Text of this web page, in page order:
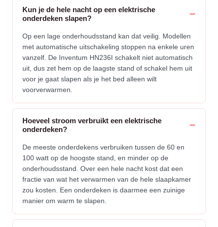
Kun je de hele nacht op een elektrische
onderdeken slapen?
Op een lage onderhoudsstand kan dat veilig. Modellen
met automatische uitschakeling stoppen na enkele uren
vanzelf. De Inventum HN236I schakelt niet automatisch
uit, dus zet hem op de laagste stand of schakel hem uit
voor je gaat slapen als je het bed alleen wilt
voorverwarmen.
Hoeveel stroom verbruikt een elektrische
onderdeken?
De meeste onderdekens verbruiken tussen de 60 en
100 watt op de hoogste stand, en minder op de
onderhoudsstand. Over een hele nacht kost dat een
fractie van wat het verwarmen van de hele slaapkamer
zou kosten. Een onderdeken is daarmee een zuinige
manier om warm te slapen.